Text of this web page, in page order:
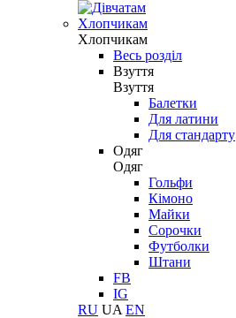
Хлопчикам
Хлопчикам
Весь розділ
Взуття
Взуття
Балетки
Для латини
Для стандарту
Одяг
Одяг
Гольфи
Кімоно
Майки
Сорочки
Футболки
Штани
FB
IG
RU UA EN